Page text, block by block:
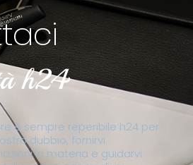
h24
è sempre reperibile h24 per
dubbio, fornirvi
in materia e guidarvi